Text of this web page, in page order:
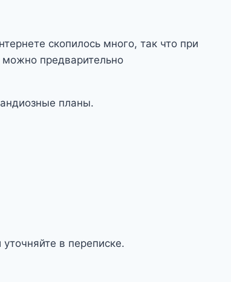
скопилось много, так что при
предварительно
планы.
в переписке.